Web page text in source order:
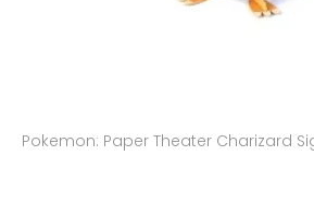
Pokemon: Paper Theater Charizard